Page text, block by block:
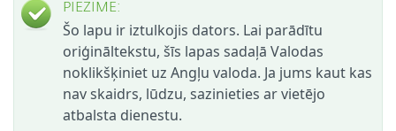
PIEZĪME:
Šo lapu ir iztulkojis dators. Lai parādītu
oriģināltekstu, šīs lapas sadaļā Valodas
noklikšķiniet uz Angļu valoda. Ja jums kaut kas
nav skaidrs, lūdzu, sazinieties ar vietējo
atbalsta dienestu.